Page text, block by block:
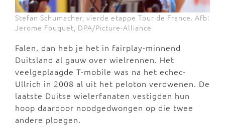
Stefan Schumacher, vierde etappe Tour de France. Afb:
Jerome Fouquet, DPA/Picture-Alliance
Falen, dan heb je het in fairplay-minnend
Duitsland al gauw over wielrennen. Het
veelgeplaagde T-mobile was na het echec-
Ullrich in 2008 al uit het peloton verdwenen. De
laatste Duitse wielerfanaten vestigden hun
hoop daardoor noodgedwongen op die twee
andere ploegen.